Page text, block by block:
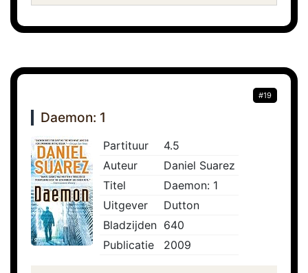
#19
Daemon: 1
Partituur
4.5
Auteur
Daniel Suarez
Titel
Daemon: 1
Uitgever
Dutton
Bladzijden 640
Publicatie
2009